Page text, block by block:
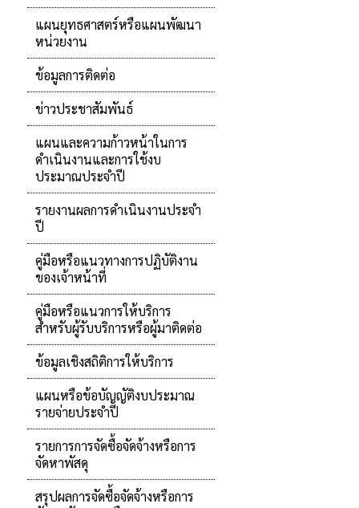
แผนยุทธศาสตร์หรือแผนพัฒนา
หน่วยงาน
ข้อมูลการติดต่อ
ข่าวประชาสัมพันธ์
แผนและความก้าวหน้าในการ
ดำเนินงานและการใช้งบ
ประมาณประจำปี
รายงานผลการดำเนินงานประจำ
ปี
คู่มือหรือแนวทางการปฏิบัติงาน
ของเจ้าหน้าที่
คู่มือหรือแนวการให้บริการ
สำหรับผู้รับบริการหรือผู้มาติดต่อ
ข้อมูลเชิงสถิติการให้บริการ
แผนหรือข้อบัญญัติงบประมาณ
รายจ่ายประจำปี
รายการการจัดซื้อจัดจ้างหรือการ
จัดหาพัสดุ
สรุปผลการจัดซื้อจัดจ้างหรือการ